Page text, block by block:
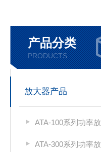
产品分类
PRODUCTS
放大器产品
ATA-100系列功率
ATA-300系列功率